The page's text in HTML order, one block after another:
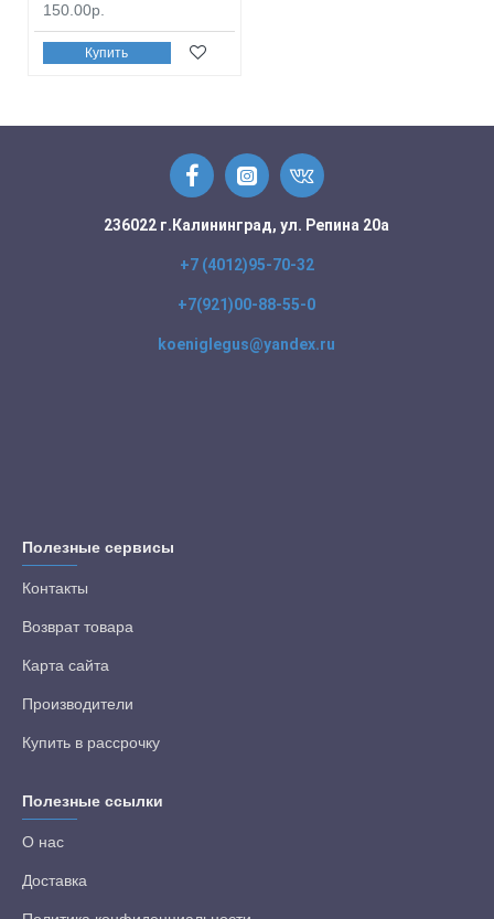
150.00р.
Купить
236022 г.Калининград, ул. Репина 20а
+7 (4012)95-70-32
+7(921)00-88-55-0
koeniglegus@yandex.ru
Полезные сервисы
Контакты
Возврат товара
Карта сайта
Производители
Купить в рассрочку
Полезные ссылки
О нас
Доставка